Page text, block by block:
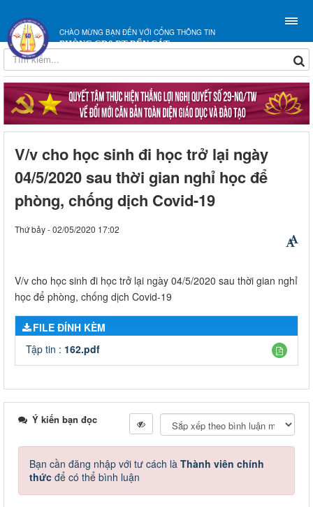
CHÀO MỪNG BẠN ĐẾN VỚI CỔNG THÔNG TIN
PHÒNG GD&ĐT BẾN CÁT
V/v cho học sinh đi học trở lại ngày
04/5/2020 sau thời gian nghỉ học để
phòng, chống dịch Covid-19
Thứ bảy - 02/05/2020 17:02
V/v cho học sinh đi học trở lại ngày 04/5/2020 sau thời gian nghỉ
học để phòng, chống dịch Covid-19
FILE ĐÍNH KÈM
Tập tin : 162.pdf
Ý kiến bạn đọc
Bạn cần đăng nhập với tư cách là Thành viên chính
thức để có thể bình luận